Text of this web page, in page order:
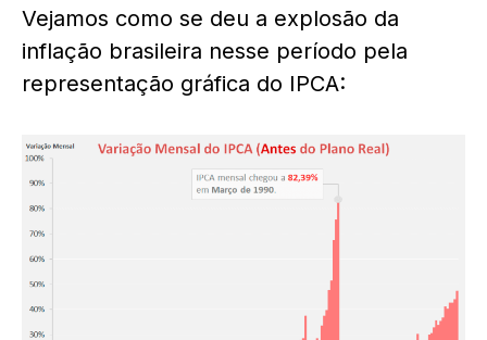
Vejamos como se deu a explosão da
inflação brasileira nesse período pela
representação gráfica do IPCA: